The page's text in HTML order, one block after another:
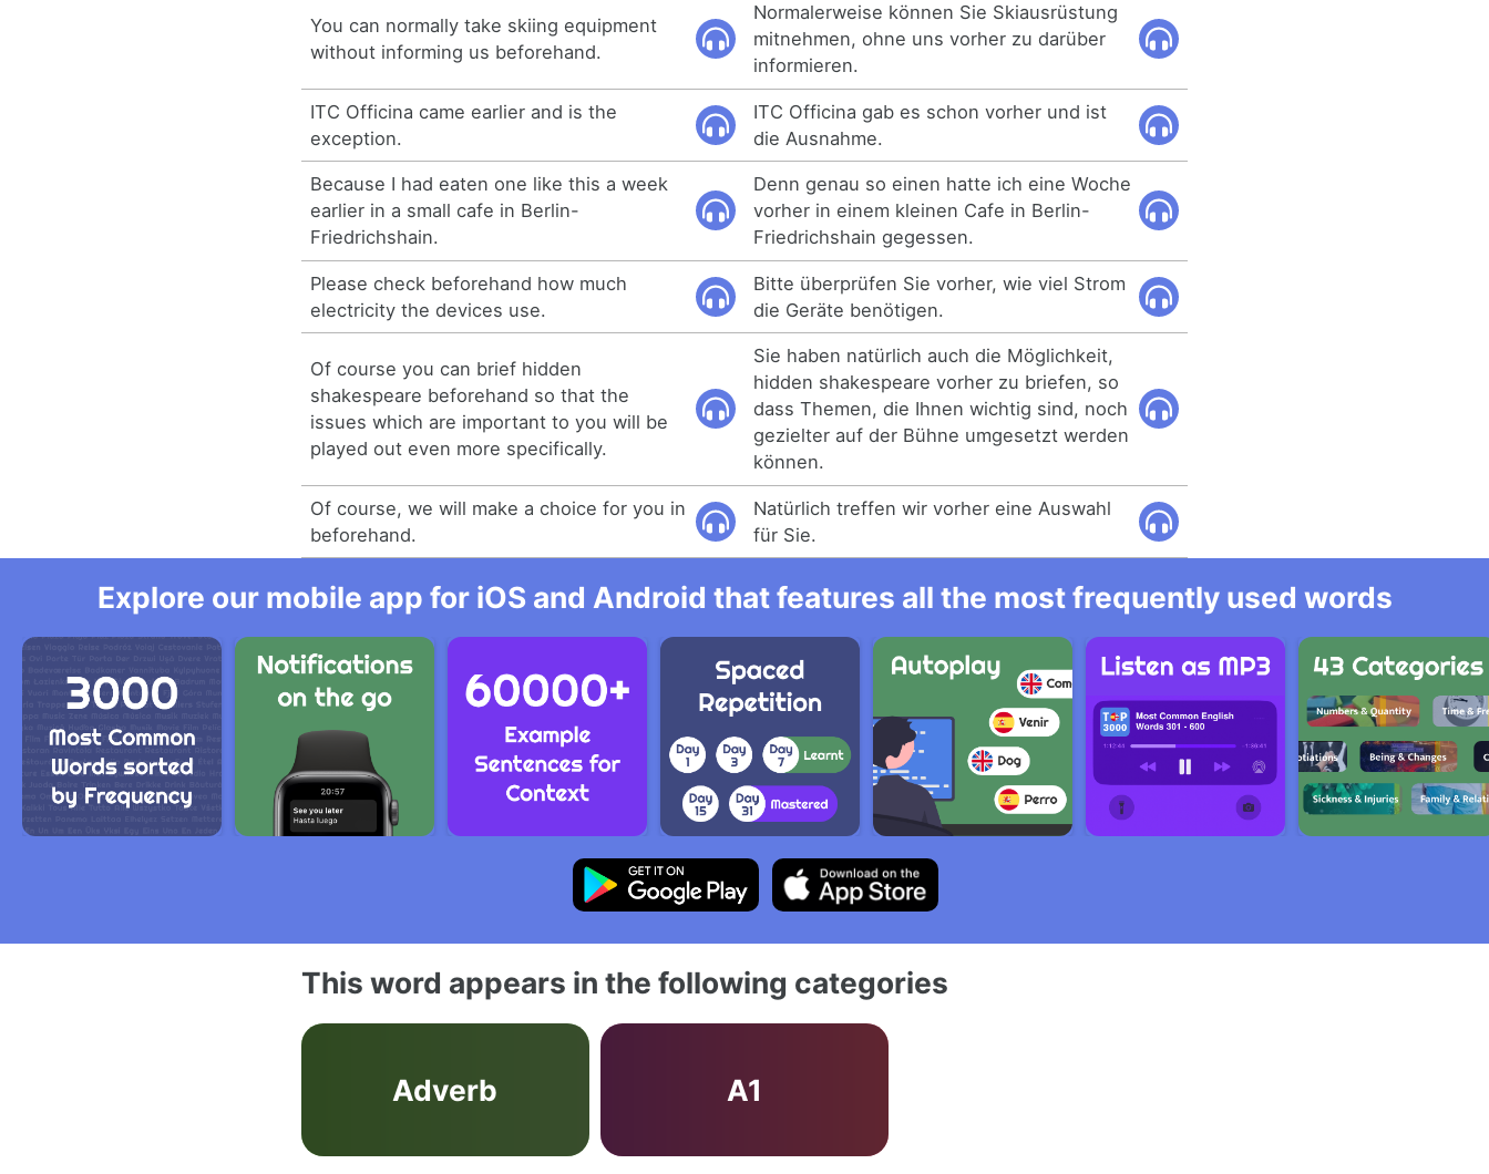
You can normally take skiing equipment
without informing us beforehand.
Normalerweise können Sie Skiausrüstung
mitnehmen, ohne uns vorher zu darüber
informieren.
ITC Officina came earlier and is the
exception.
ITC Officina gab es schon vorher und ist
die Ausnahme.
Because I had eaten one like this a week
earlier in a small cafe in Berlin-
Friedrichshain.
Denn genau so einen hatte ich eine Woche
vorher in einem kleinen Cafe in Berlin-
Friedrichshain gegessen.
Please check beforehand how much
electricity the devices use.
Bitte überprüfen Sie vorher, wie viel Strom
die Geräte benötigen.
Of course you can brief hidden
shakespeare beforehand so that the
issues which are important to you will be
played out even more specifically.
Sie haben natürlich auch die Möglichkeit,
hidden shakespeare vorher zu briefen, so
dass Themen, die Ihnen wichtig sind, noch
gezielter auf der Bühne umgesetzt werden
können.
Of course, we will make a choice for you in
beforehand.
Natürlich treffen wir vorher eine Auswahl
für Sie.
Explore our mobile app for iOS and Android that features all the most frequently used words
This word appears in the following categories
Adverb A1